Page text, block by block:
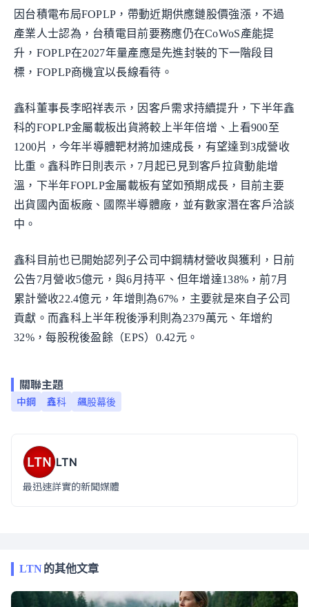
因台積電布局FOPLP，帶動近期供應鏈股價強漲，不過
產業人士認為，台積電目前要務應仍在CoWoS產能提
升，FOPLP在2027年量產應是先進封裝的下一階段目
標，FOPLP商機宜以長線看待。
鑫科董事長李昭祥表示，因客戶需求持續提升，下半年鑫
科的FOPLP金屬載板出貨將較上半年倍增、上看900至
1200片，今年半導體靶材將加速成長，有望達到3成營收
比重。鑫科昨日則表示，7月起已見到客戶拉貨動能增
溫，下半年FOPLP金屬載板有望如預期成長，目前主要
出貨國內面板廠、國際半導體廠，並有數家潛在客戶洽談
中。
鑫科目前也已開始認列子公司中鋼精材營收與獲利，日前
公告7月營收5億元，與6月持平、但年增達138%，前7月
累計營收22.4億元，年增則為67%，主要就是來自子公司
貢獻。而鑫科上半年稅後淨利則為2379萬元、年增約
32%，每股稅後盈餘（EPS）0.42元。
關聯主題
中鋼 鑫科 飆股幕後
LTN
最迅速詳實的新聞媒體
LTN的其他文章